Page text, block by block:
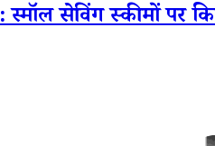
सेविंग स्कीमों पर